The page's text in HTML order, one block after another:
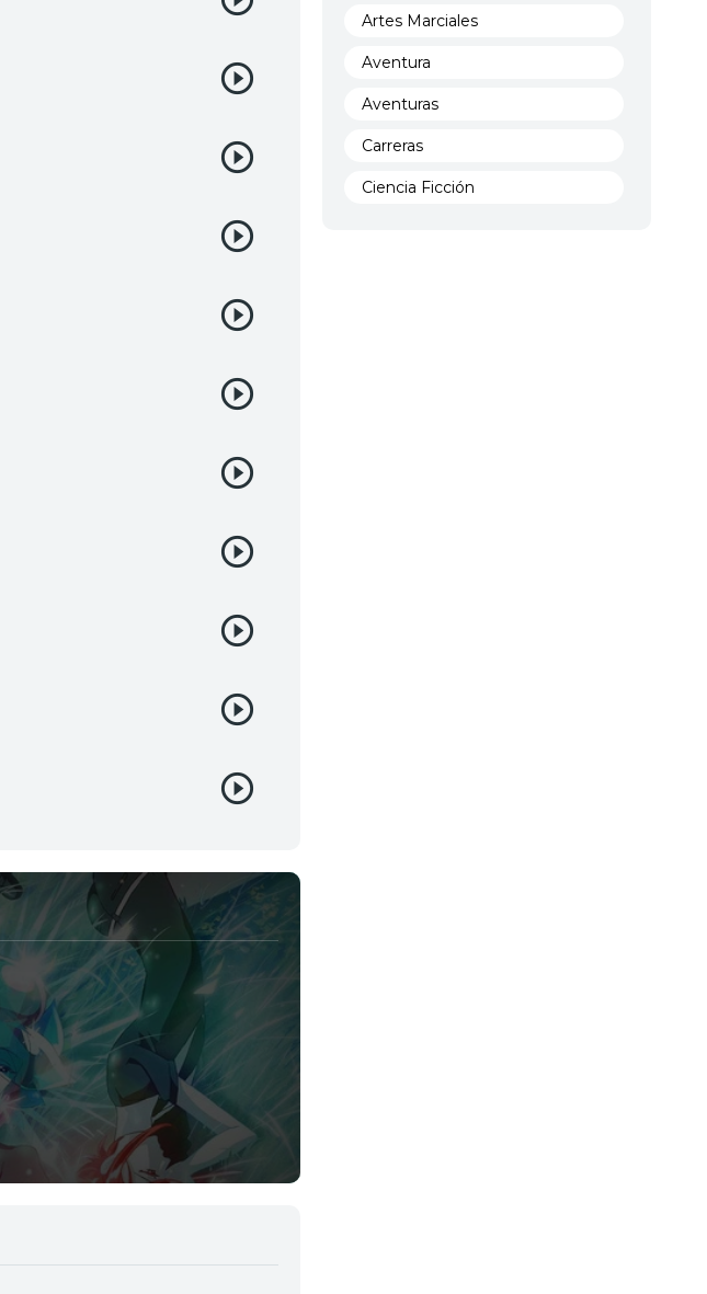
Artes Marciales
Aventura
Aventuras
Carreras
Ciencia Ficción